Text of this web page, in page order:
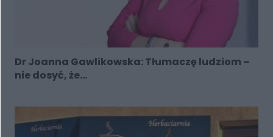
Dr Joanna Gawlikowska: Tłumaczę ludziom –
nie dosyć, że...